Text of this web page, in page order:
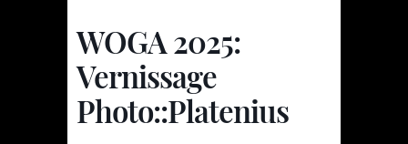
WOGA 2025:
Vernissage
Photo::Platenius